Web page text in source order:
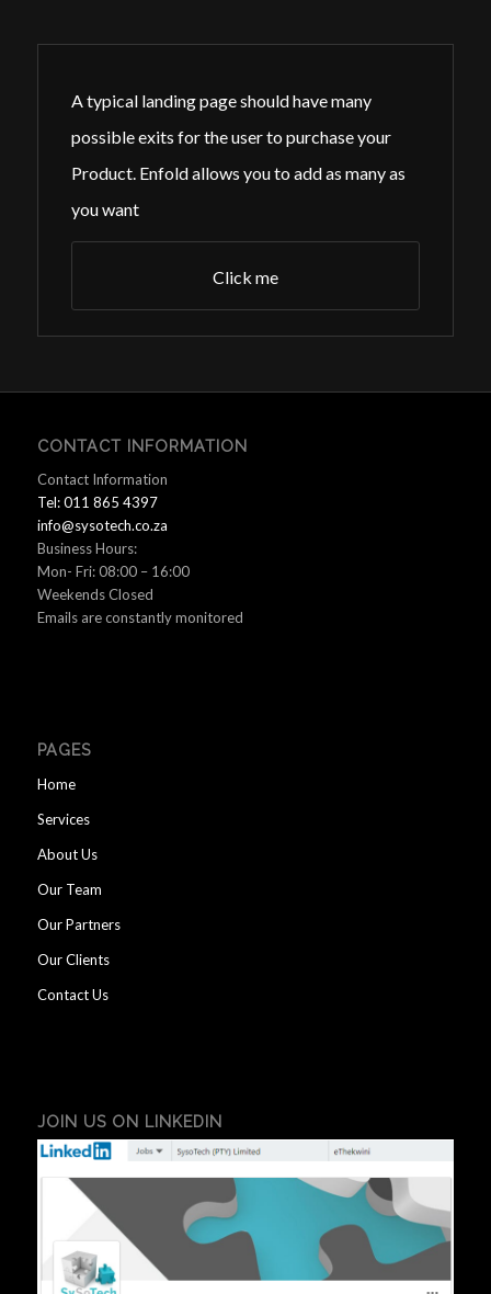
A typical landing page should have many
possible exits for the user to purchase your
Product. Enfold allows you to add as many as
you want
Click me
CONTACT INFORMATION
Contact Information
Tel: 011 865 4397
info@sysotech.co.za
Business Hours:
Mon- Fri: 08:00 – 16:00
Weekends Closed
Emails are constantly monitored
PAGES
Home
Services
About Us
Our Team
Our Partners
Our Clients
Contact Us
JOIN US ON LINKEDIN